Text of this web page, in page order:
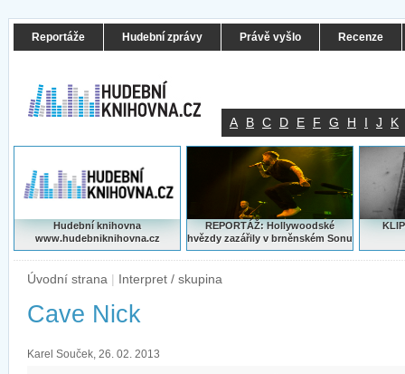
Reportáže Hudební zprávy Právě vyšlo Recenze
A B C D E F G H I J K
Hudební knihovna
www.hudebniknihovna.cz
REPORTÁŽ: Hollywoodské
hvězdy zazářily v brněnském Sonu
Úvodní strana | Interpret / skupina
Cave Nick
Karel Souček, 26. 02. 2013